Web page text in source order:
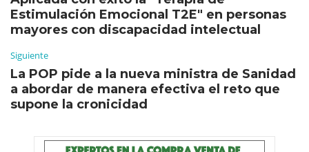
Estimulación Emocional T2E" en personas
mayores con discapacidad intelectual
Siguiente
La POP pide a la nueva ministra de Sanidad
a abordar de manera efectiva el reto que
supone la cronicidad